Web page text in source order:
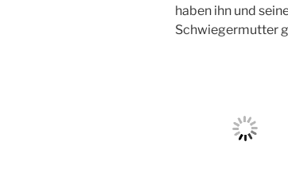
haben ihn und
Schwiegermutter